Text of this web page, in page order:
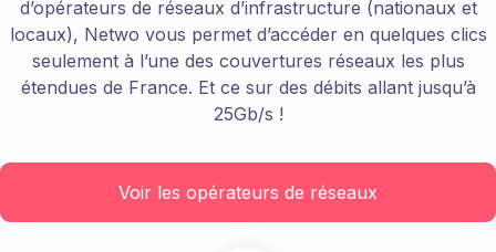
d’opérateurs de réseaux d’infrastructure (nationaux et
locaux), Netwo vous permet d’accéder en quelques clics
seulement à l’une des couvertures réseaux les plus
étendues de France. Et ce sur des débits allant jusqu’à
25Gb/s !
Voir les opérateurs de réseaux